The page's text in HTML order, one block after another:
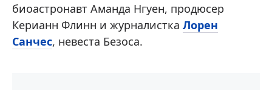
биоастронавт Аманда Нгуен, продюсер
Керианн Флинн и журналистка Лорен
Санчес, невеста Безоса.